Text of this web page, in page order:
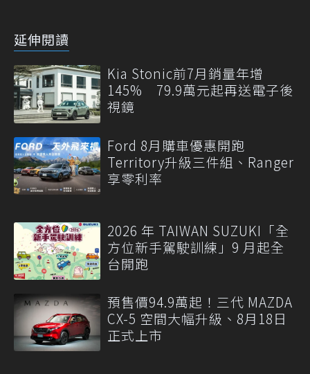
延伸閱讀
Kia Stonic前7月銷量年增
145% 79.9萬元起再送電子後
視鏡
Ford 8月購車優惠開跑
Territory升級三件組、Ranger
享零利率
2026 年 TAIWAN SUZUKI「全
方位新手駕駛訓練」9 月起全
台開跑
預售價94.9萬起！三代 MAZDA
CX-5 空間大幅升級、8月18日
正式上市